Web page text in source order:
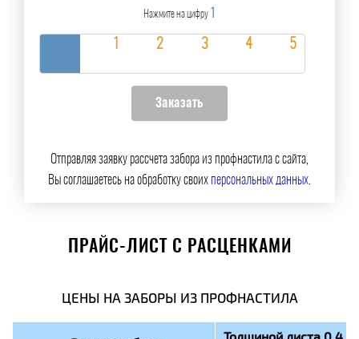
Нажмите на цифру 1
Отправляя заявку рассчета забора из профнастила с сайта,
Вы соглашаетесь на обработку своихперсональных данных.
ПРАЙС-ЛИСТ С РАСЦЕНКАМИ
ЦЕНЫ НА ЗАБОРЫ ИЗ ПРОФНАСТИЛА